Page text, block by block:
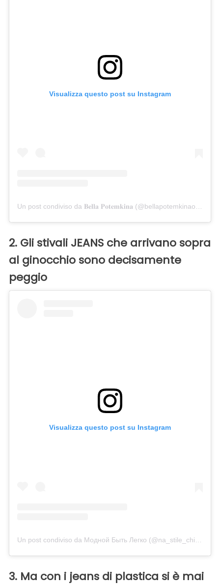
Visualizza questo post su Instagram
2. Gli stivali JEANS che arrivano sopra
al ginocchio sono decisamente
peggio
Visualizza questo post su Instagram
Un post condiviso da Модной Быть Легко (@na_stile_chita)
3. Ma con i jeans di plastica si è mai